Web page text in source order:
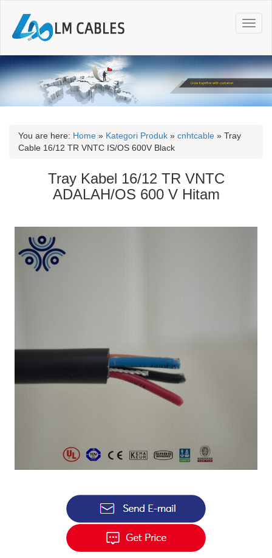
T
o
g
l
n
a
You are here: Home » Kategori Produk » cnhtcable » Tray
Cable 16/12 TR VNTC IS/OS 600V Black
Tray Kabel 16/12 TR VNTC
ADALAH/OS 600 V Hitam